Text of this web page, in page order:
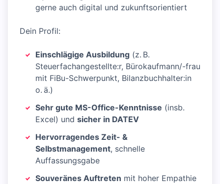
gerne auch digital und zukunftsorientiert
Dein Profil:
Einschlägige Ausbildung (z. B.
Steuerfachangestellte:r, Bürokaufmann/-frau
mit FiBu-Schwerpunkt, Bilanzbuchhalter:in
o. ä.)
Sehr gute MS-Office-Kenntnisse (insb.
Excel) und sicher in DATEV
Hervorragendes Zeit- &
Selbstmanagement, schnelle
Auffassungsgabe
Souveränes Auftreten mit hoher Empathie